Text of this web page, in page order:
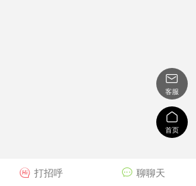
 打招呼  聊聊天

客服

首页